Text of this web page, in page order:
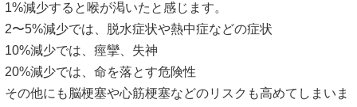
1%減少すると喉が渇いたと感じます。
2〜5%減少では、脱水症状や熱中症などの症状
10%減少では、痙攣、失神
20%減少では、命を落とす危険性
その他にも脳梗塞や心筋梗塞などのリスクも高めてしまいま